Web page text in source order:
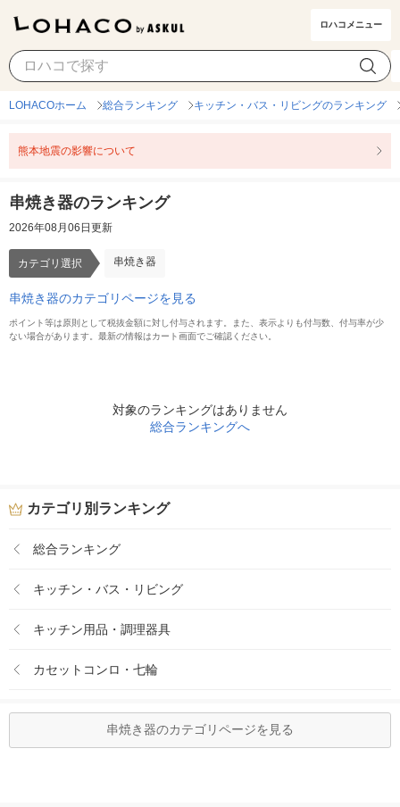
ロハコメニュー
串焼き器 カテゴリ選択
LOHACOホーム 総合ランキング キッチン・バス・リビングのランキング
熊本地震の影響について
串焼き器のランキング
2026年08月06日更新
カテゴリ選択 串焼き器
串焼き器のカテゴリページを見る
ポイント等は原則として税抜金額に対し付与されます。また、表示よりも付与数、付与率が少
ない場合があります。最新の情報はカート画面でご確認ください。
対象のランキングはありません
総合ランキングへ
カテゴリ別ランキング
総合ランキング
キッチン・バス・リビング
キッチン用品・調理器具
カセットコンロ・七輪
串焼き器のカテゴリページを見る